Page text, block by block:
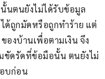
นตนยังไม่ได้รับข้อมูล
ได้ถูกมัดหรือถูกทำร้าย แต่
องบ้านเพื่อตามเงิน จึง
ขัดรัดที่ข้อมือนั้น ตนยังไม่
บก่อน